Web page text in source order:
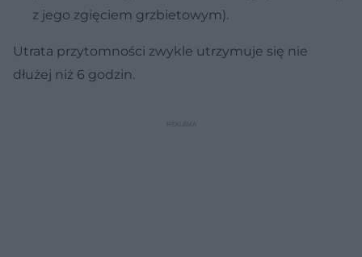
z jego zgięciem grzbietowym).
Utrata przytomności zwykle utrzymuje się nie
dłużej niż 6 godzin.